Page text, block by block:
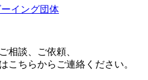
イング団体
相談、ご依頼、
こちらからご連絡ください。